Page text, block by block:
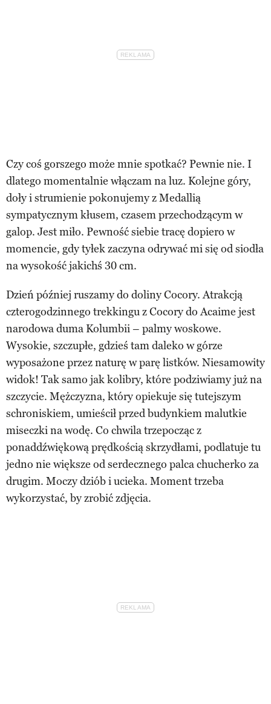
Czy coś gorszego może mnie spotkać? Pewnie nie. I
dlatego momentalnie włączam na luz. Kolejne góry,
doły i strumienie pokonujemy z Medallią
sympatycznym kłusem, czasem przechodzącym w
galop. Jest miło. Pewność siebie tracę dopiero w
momencie, gdy tyłek zaczyna odrywać mi się od siodła
na wysokość jakichś 30 cm.
Dzień później ruszamy do doliny Cocory. Atrakcją
czterogodzinnego trekkingu z Cocory do Acaime jest
narodowa duma Kolumbii – palmy woskowe.
Wysokie, szczupłe, gdzieś tam daleko w górze
wyposażone przez naturę w parę listków. Niesamowity
widok! Tak samo jak kolibry, które podziwiamy już na
szczycie. Mężczyzna, który opiekuje się tutejszym
schroniskiem, umieścił przed budynkiem malutkie
miseczki na wodę. Co chwila trzepocząc z
ponaddźwiękową prędkością skrzydłami, podlatuje tu
jedno nie większe od serdecznego palca chucherko za
drugim. Moczy dziób i ucieka. Moment trzeba
wykorzystać, by zrobić zdjęcia.